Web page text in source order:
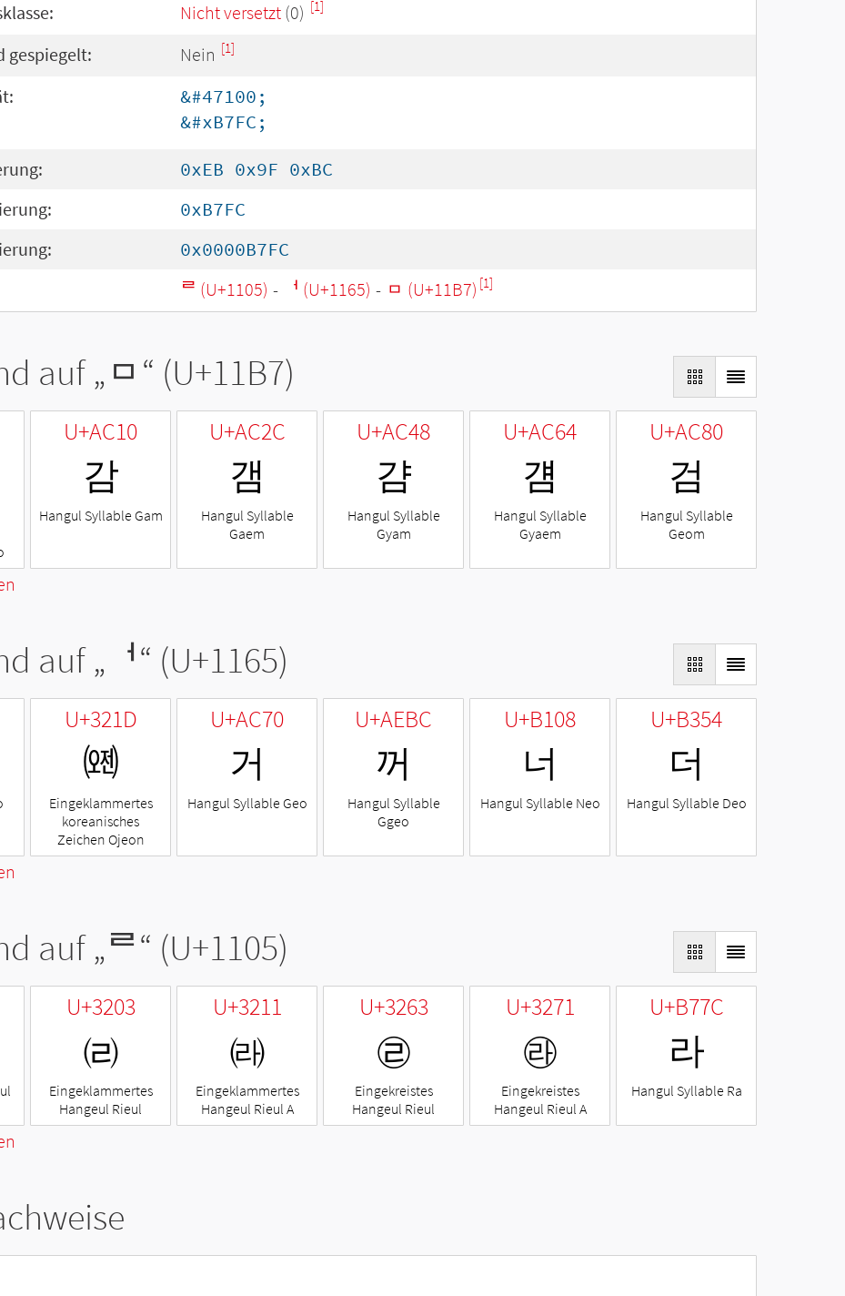
Nicht versetzt (0) [1]
gespiegelt: Nein [1]
&#47100;
&#xB7FC;
0xEB 0x9F 0xBC
0xB7FC
0x0000B7FC
ᄅ (U+1105) - ᅥ (U+1165) - ᆷ (U+11B7) [1]
auf „ ᆷ “ (U+11B7)
U+AC10
감
Hangul Syllable Gam
U+AC2C
갬
Hangul Syllable
Gaem
U+AC48
걈
Hangul Syllable
Gyam
U+AC64
걤
Hangul Syllable
Gyaem
U+AC80
검
Hangul Syllable
Geom
auf „ ᅥ“ (U+1165)
U+321D
㈝
Eingeklammertes
koreanisches
Zeichen Ojeon
U+AC70
거
Hangul Syllable Geo
U+AEBC
꺼
Hangul Syllable
Ggeo
U+B108
너
Hangul Syllable Neo
U+B354
더
Hangul Syllable Deo
auf „ᄅ“ (U+1105)
U+3203
㈃
Eingeklammertes
Hangeul Rieul
U+3211
㈑
Eingeklammertes
Hangeul Rieul A
U+3263
㉣
Eingekreistes
Hangeul Rieul
U+3271
㉱
Eingekreistes
Hangeul Rieul A
U+B77C
라
Hangul Syllable Ra